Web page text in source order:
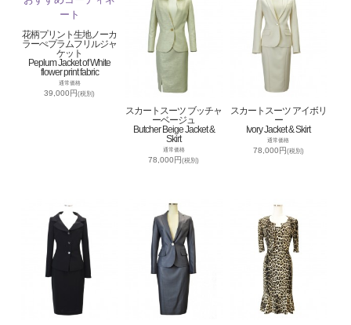
花柄プリント生地ノーカ
ラーぺプラムフリルジャ
ケット
Peplum Jacket of White
flower print fabric
通常価格
39,000円(税別)
スカートスーツ ブッチャ
ーベージュ
Butcher Beige Jacket &
Skirt
通常価格
78,000円(税別)
スカートスーツ アイボリ
ー
Ivory Jacket & Skirt
通常価格
78,000円(税別)